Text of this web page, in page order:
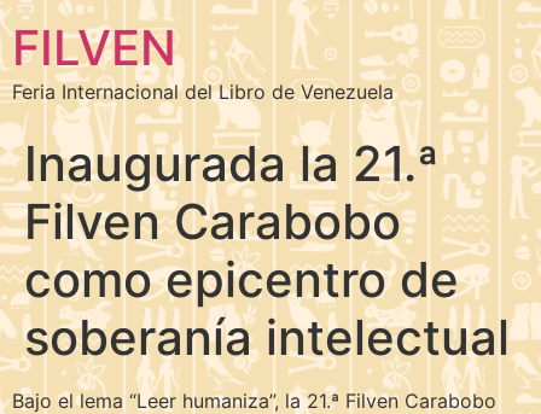
FILVEN
Feria Internacional del Libro de Venezuela
Inaugurada la 21.ª
Filven Carabobo
como epicentro de
soberanía intelectual
Bajo el lema “Leer humaniza”, la 21.ª Filven Carabobo